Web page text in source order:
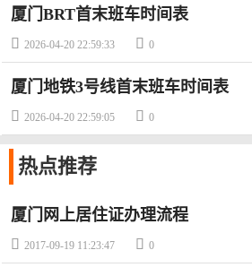
厦门BRT首末班车时间表
 2026-04-20 22:59:33  0
厦门地铁3号线首末班车时间表
 2026-04-20 22:59:05  0
热点推荐
厦门网上居住证办理流程
 2017-09-19 11:23:47  0